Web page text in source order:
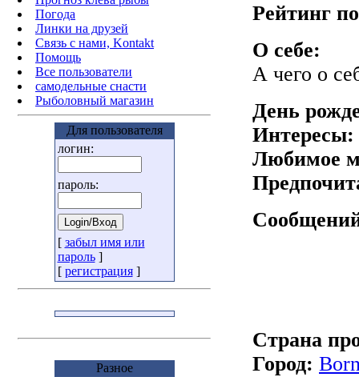
Погода
Линки на друзей
Связь с нами, Kontakt
Помощь
Все пользователи
самодельные снасти
Рыболовный магазин
Для пользователя
логин:
пароль:
[ забыл имя или
пароль]
[ регистрация]
Разное
Рейтинг
О себе:
А чего о
День
Интересы:
Любимое
Страна
Город: